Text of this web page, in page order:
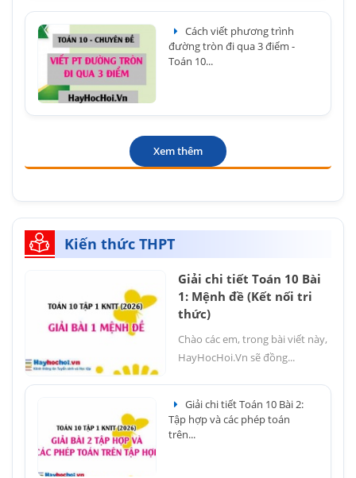
Cách viết phương trình
đường tròn đi qua 3 điểm -
Toán 10...
Xem thêm
Kiến thức THPT
Giải chi tiết Toán 10 Bài
1: Mệnh đề (Kết nối tri
thức)
Chào các em, trong bài viết này,
HayHocHoi.Vn sẽ đồng...
Giải chi tiết Toán 10 Bài 2:
Tập hợp và các phép toán
trên...